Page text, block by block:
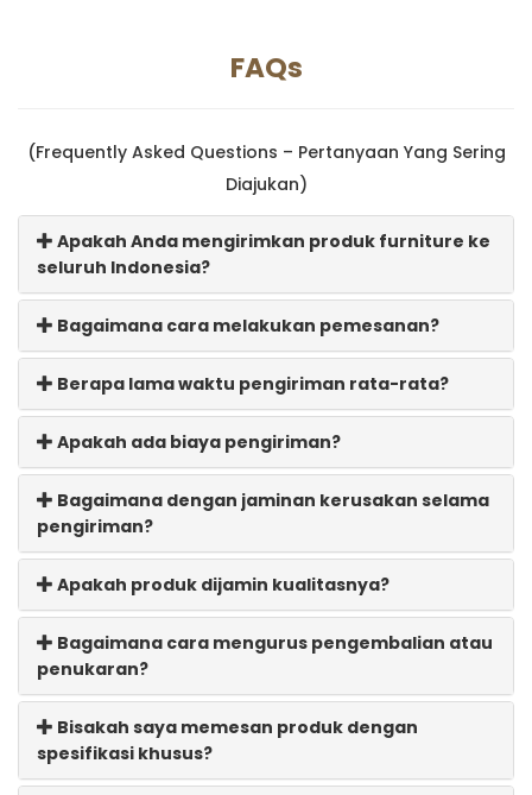
FAQs
(Frequently Asked Questions – Pertanyaan Yang Sering
Diajukan)
Apakah Anda mengirimkan produk furniture ke
seluruh Indonesia?
Bagaimana cara melakukan pemesanan?
Berapa lama waktu pengiriman rata-rata?
Apakah ada biaya pengiriman?
Bagaimana dengan jaminan kerusakan selama
pengiriman?
Apakah produk dijamin kualitasnya?
Bagaimana cara mengurus pengembalian atau
penukaran?
Bisakah saya memesan produk dengan
spesifikasi khusus?